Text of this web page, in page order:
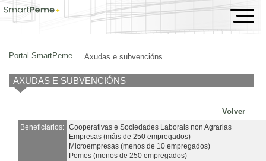
Axudas e subvencións
Portal SmartPeme Axudas e subvencións
AXUDAS E SUBVENCIÓNS
Volver
Beneficiarios: Cooperativas e Sociedades Laborais non Agrarias
Empresas (máis de 250 empregados)
Microempresas (menos de 10 empregados)
Pemes (menos de 250 empregados)